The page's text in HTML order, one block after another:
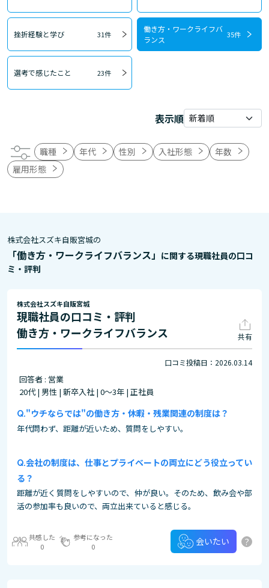
挫折経験と学び 31件
働き方・ワークライフバ
ランス
35件
選考で感じたこと 23件
表示順
職種 年代 性別 入社形態
年数
雇用形態
株式会社スズキ自販宮城の
「働き方・ワークライフバランス」 に関する現職社員の口コ
ミ・評判
株式会社スズキ自販宮城
現職社員の口コミ・評判
働き方・ワークライフバランス
共有
口コミ投稿日：2026.03.14
回答者 : 営業
20代 | 男性 | 新卒入社 | 0～3年 | 正社員
"ウチならでは"の働き方・休暇・残業関連の制度は？
年代問わず、距離が近いため、質問をしやすい。
会社の制度は、仕事とプライベートの両立にどう役立ってい
る？
距離が近く質問をしやすいので、仲が良い。そのため、飲み会や部
活の参加率も良いので、両立出来ていると感じる。
共感した
0
参考になった
0
会いたい ?